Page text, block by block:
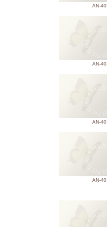
AN-
AN-
AN-
AN-